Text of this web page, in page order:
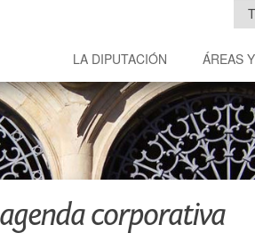
LA DIPUTACIÓN ÁREAS
corporativa